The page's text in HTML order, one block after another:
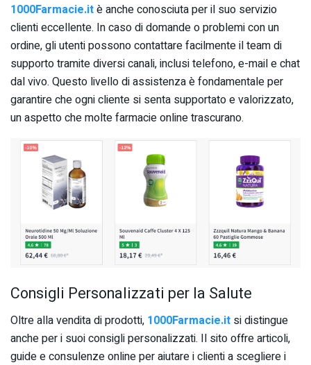
1000Farmacie.itè anche conosciuta per il suo servizio
clienti eccellente. In caso di domande o problemi con un
ordine, gli utenti possono contattare facilmente il team di
supporto tramite diversi canali, inclusi telefono, e-mail e chat
dal vivo. Questo livello di assistenza è fondamentale per
garantire che ogni cliente si senta supportato e valorizzato,
un aspetto che molte farmacie online trascurano.
Consigli Personalizzati per la Salute
Oltre alla vendita di prodotti, 1000Farmacie.it si distingue
anche per i suoi consigli personalizzati. Il sito offre articoli,
guide e consulenze online per aiutare i clienti a scegliere i